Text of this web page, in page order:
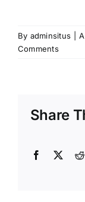
By adminsitus
Comments
Share
Facebook
X